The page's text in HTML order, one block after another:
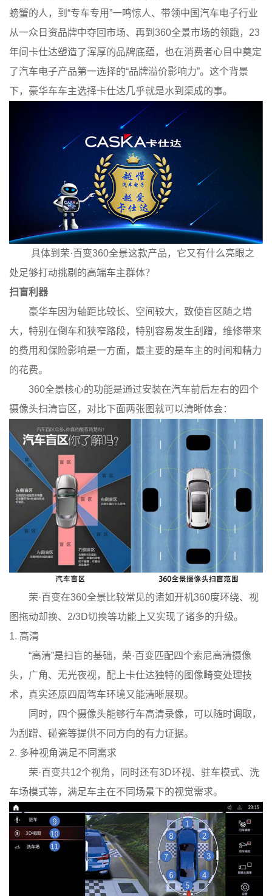
螃蟹的人，到“专车专用”一鸣惊人、带领中国汽车电子行业
从一众日资品牌中夺回市场、再到360全景市场的领跑，23
年间卡仕达塑造了浑厚的品牌底蕴，也在消费者心目中奠定
了汽车电子产品第一选择的“品牌溢价影响力”。这个背景
下，豪华车车主选择卡仕达几乎就是水到渠成的事。
具体到荣·百变360全景这款产品，它又有什么亮眼之
处足够打动挑剔的高端车主群体？
扫盲利器
豪华车因为轴距比较长、空间较大，致使盲区随之增
大，特别在倒车和狭窄路段，特别容易发生刮蹭，维修带来
的费用和保险影响是一方面，最主要的是车主的时间和精力
的花费。
360全景核心的功能是通过安装在汽车前后左右的四个
摄像头扫清盲区，对比下面两张图就可以清晰体会：
荣·百变在360全景比较常见的诸如开机360度环绕、视
图拖动却换、2/3D切换等功能上又实现了诸多的升级。
1. 高清
“高清”是扫盲的基础，荣·百变匹配四个索尼高清摄像
头，广角、无光夜视，配上卡仕达独特的图像畸变处理技
术，真实还原四周驾车环境又能清晰展现。
同时，四个摄像头能够行车高清录像，可以随时调取，
为刮蹭、碰瓷等提供不同方向的有力证据。
2. 多种视角满足不同需求
荣·百变共12个视角，同时还有3D环视、驻车模式、洗
车场模式等，满足车主在不同场景下的视觉需求。